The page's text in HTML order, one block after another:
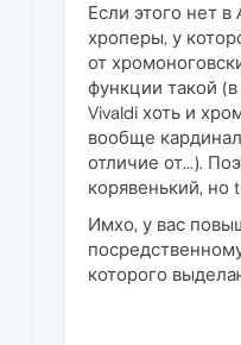
Если этого нет
хроперы, у
от
функции такой
Vivaldi хоть и
вообще
отличие от...).
корявенький, но
Имхо, у вас
которого